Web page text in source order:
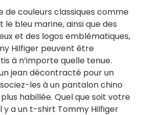
de couleurs classiques comme
le bleu marine, ainsi que des
et des logos emblématiques,
Hilfiger peuvent être
à n’importe quelle tenue.
jean décontracté pour un
les à un pantalon chino
habillée. Quel que soit votre
y a un t-shirt Tommy Hilfiger